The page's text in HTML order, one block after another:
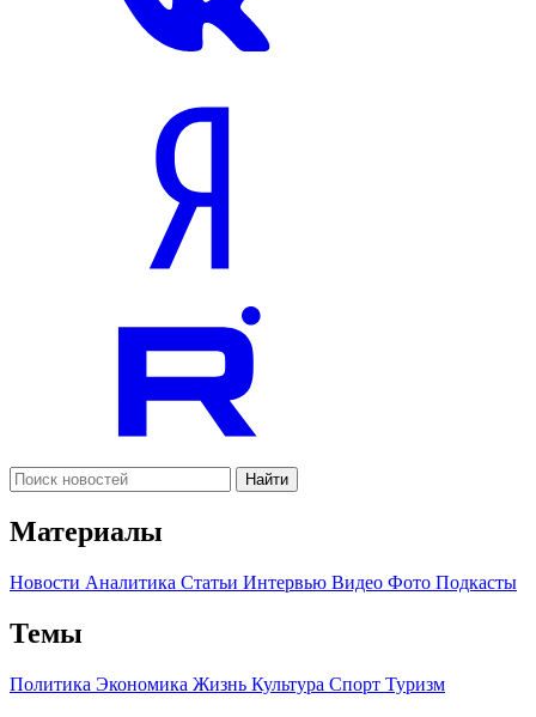
Найти
Материалы
Новости Аналитика Статьи Интервью Видео Фото Подкасты
Темы
Политика Экономика Жизнь Культура Спорт Туризм